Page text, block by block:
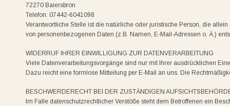
72270 Baiersbron
Telefon: 07442-6041098
Verantwortliche Stelle ist die natürliche oder juristische Person, die
von personenbezogenen Daten (z.B. Namen, E-Mail-Adressen o. Ä.)
WIDERRUF IHRER EINWILLIGUNG ZUR DATENVERARBEITUNG
Viele Datenverarbeitungsvorgänge sind nur mit Ihrer ausdrücklichen
Dazu reicht eine formlose Mitteilung per E-Mail an uns. Die
BESCHWERDERECHT BEI DER ZUSTÄNDIGEN
Im Falle datenschutzrechtlicher Verstöße steht dem Betroffenen ein